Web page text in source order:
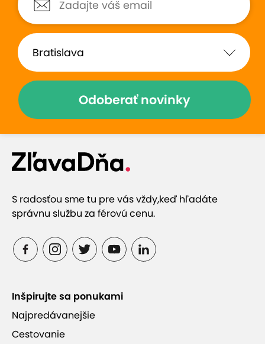
Odoberať novinky
S radosťou sme tu pre vás vždy,keď hľadáte
správnu službu za férovú cenu.
Inšpirujte sa ponukami
Najpredávanejšie
Cestovanie